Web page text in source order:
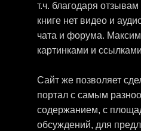
т.ч. благодаря
книге нет видео и
чата и форума.
картинками и
Сайт же позволяет
портал с самым
содержанием, с
обсуждений, для